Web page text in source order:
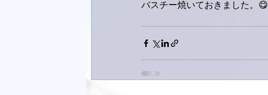
バスチー焼いておきました。😋